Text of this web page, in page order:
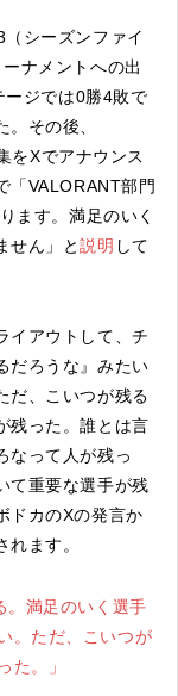
シーズンファイ
ナメントへの出
ージでは0勝4敗で
その後、
をXでアナウンス
「VALORANT部門
ます。満足のいく
せん」と説明 して
イアウトして、チ
だろうな』みたい
だ、こいつが残る
残った。誰とは言
なって人が残っ
て重要な選手が残
ドカのXの発言か
ます。
。満足のいく選手
。ただ、こいつが
た。」